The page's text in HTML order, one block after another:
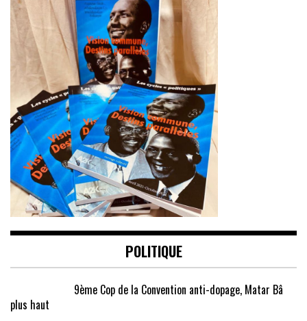
POLITIQUE
9ème Cop de la Convention anti-dopage, Matar Bâ
plus haut